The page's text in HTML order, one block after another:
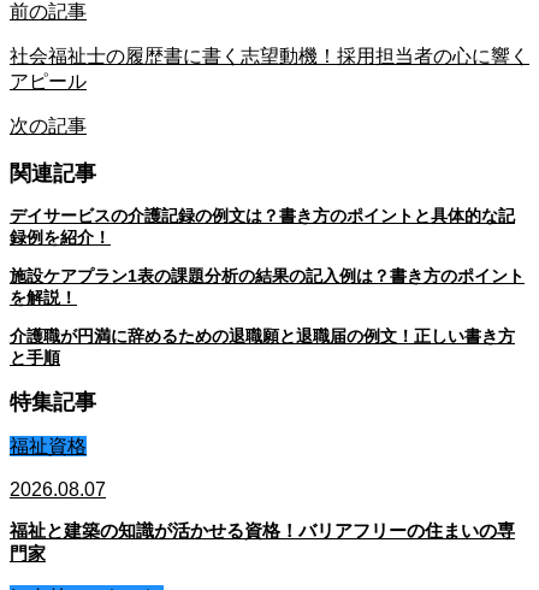
前の記事
社会福祉士の履歴書に書く志望動機！採用担当者の心に響く
アピール
次の記事
関連記事
デイサービスの介護記録の例文は？書き方のポイントと具体的な記
録例を紹介！
施設ケアプラン1表の課題分析の結果の記入例は？書き方のポイント
を解説！
介護職が円満に辞めるための退職願と退職届の例文！正しい書き方
と手順
特集記事
福祉資格
2026.08.07
福祉と建築の知識が活かせる資格！バリアフリーの住まいの専
門家